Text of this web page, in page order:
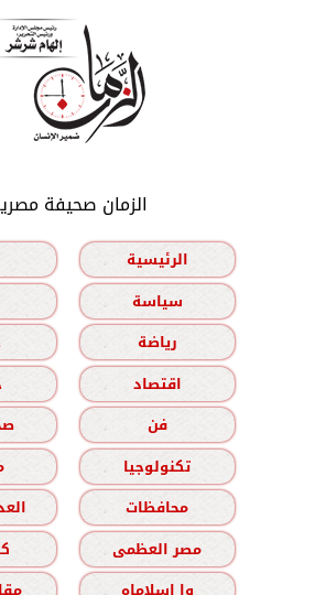
الزمان صحيفة
الرئيسية
سياسة
رياضة
اقتصاد
فن
تكنولوجيا
محافظات
مصر العظمى